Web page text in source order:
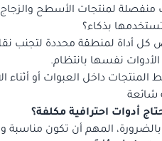
منفصلة لمنتجات الأسطح
بذكاء؟
أداة لمنطقة محددة لتجنب
نفسها بانتظام.
المنتجات داخل العبوات أو أثناء
شائعة
أدوات احترافية مكلفة؟
المهم أن تكون مناسبة